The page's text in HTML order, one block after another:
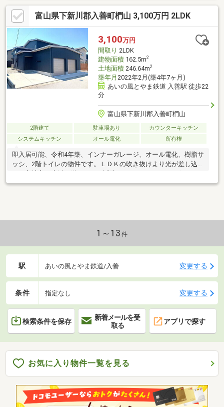
富山県下新川郡入善町椚山 3,100万円 2LDK
3,100万円
間取り 2LDK
建物面積162.5m2
土地面積246.64m2
築年月 2022年2月(築4年7ヶ月)
あいの風とやま鉄道 入善駅 徒歩22
分
富山県下新川郡入善町椚山
2階建て 駐車場あり
カウンターキッチン
システムキッチン
オール電化 所有権
即入居可能、令和4年築、インナーガレージ、オール電化、樹脂サ
ッシ、2階トイレの物件です。ＬＤＫの吹き抜けより光が差し込
み、心地良い生活を送れます。近隣はスーパーやドラッグストア
ーがあります。
1～13 件
駅 あいの風とやま鉄道/入善 変更する
条件 指定なし 変更する
検索条件を保存
新着メールを受
取る
アプリで探す
お気に入り物件一覧を見る